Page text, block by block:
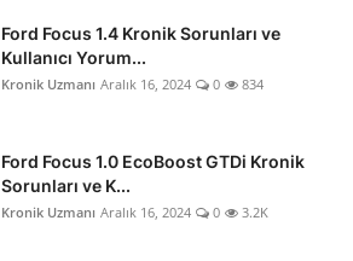
Ford Focus 1.4 Kronik Sorunları ve
Kullanıcı Yorum...
Kronik Uzmanı Aralık 16, 2024 0 834
Ford Focus 1.0 EcoBoost GTDi Kronik
Sorunları ve K...
Kronik Uzmanı Aralık 16, 2024 0 3.2K